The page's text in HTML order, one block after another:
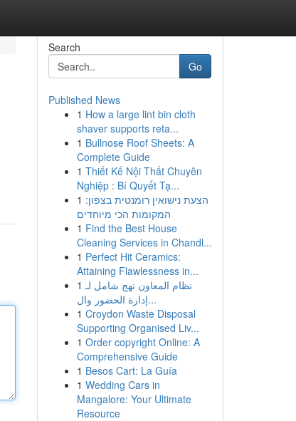
Search
Go
Published News
1 How a large lint bin cloth
shaver supports reta...
1 Bullnose Roof Sheets: A
Complete Guide
1 Thiết Kế Nội Thất Chuyên
Nghiệp : Bí Quyết Tạ...
1 הצעת נישואין רומנטית בצפון:
המקומות הכי מיוחדים
1 Find the Best House
Cleaning Services in Chandl...
1 Perfect Hit Ceramics:
Attaining Flawlessness in...
1 نظام المعاون نهج شامل لـ
إدارة الحضور وال...
1 Croydon Waste Disposal
Supporting Organised Liv...
1 Order copyright Online: A
Comprehensive Guide
1 Besos Cart: La Guía
1 Wedding Cars in
Mangalore: Your Ultimate
Resource